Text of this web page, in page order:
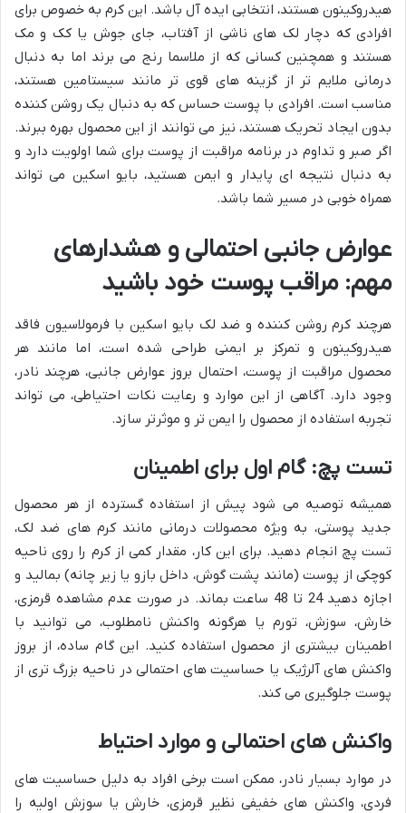
هیدروکینون هستند، انتخابی ایده آل باشد. این کرم به خصوص برای
افرادی که دچار لک های ناشی از آفتاب، جای جوش یا کک و مک
هستند و همچنین کسانی که از ملاسما رنج می برند اما به دنبال
درمانی ملایم تر از گزینه های قوی تر مانند سیستامین هستند،
مناسب است. افرادی با پوست حساس که به دنبال یک روشن کننده
بدون ایجاد تحریک هستند، نیز می توانند از این محصول بهره ببرند.
اگر صبر و تداوم در برنامه مراقبت از پوست برای شما اولویت دارد و
به دنبال نتیجه ای پایدار و ایمن هستید، بایو اسکین می تواند
همراه خوبی در مسیر شما باشد.
عوارض جانبی احتمالی و هشدارهای
مهم: مراقب پوست خود باشید
هرچند کرم روشن کننده و ضد لک بایو اسکین با فرمولاسیون فاقد
هیدروکینون و تمرکز بر ایمنی طراحی شده است، اما مانند هر
محصول مراقبت از پوست، احتمال بروز عوارض جانبی، هرچند نادر،
وجود دارد. آگاهی از این موارد و رعایت نکات احتیاطی، می تواند
تجربه استفاده از محصول را ایمن تر و موثرتر سازد.
تست پچ: گام اول برای اطمینان
همیشه توصیه می شود پیش از استفاده گسترده از هر محصول
جدید پوستی، به ویژه محصولات درمانی مانند کرم های ضد لک،
تست پچ انجام دهید. برای این کار، مقدار کمی از کرم را روی ناحیه
کوچکی از پوست (مانند پشت گوش، داخل بازو یا زیر چانه) بمالید و
اجازه دهید 24 تا 48 ساعت بماند. در صورت عدم مشاهده قرمزی،
خارش، سوزش، تورم یا هرگونه واکنش نامطلوب، می توانید با
اطمینان بیشتری از محصول استفاده کنید. این گام ساده، از بروز
واکنش های آلرژیک یا حساسیت های احتمالی در ناحیه بزرگ تری از
پوست جلوگیری می کند.
واکنش های احتمالی و موارد احتیاط
در موارد بسیار نادر، ممکن است برخی افراد به دلیل حساسیت های
فردی، واکنش های خفیفی نظیر قرمزی، خارش یا سوزش اولیه را